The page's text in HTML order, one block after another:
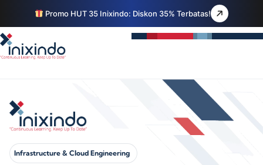
Promo HUT 35 Inixindo: Diskon 35% Terbatas!
Infrastructure & Cloud Engineering